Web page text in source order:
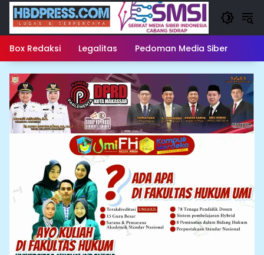
Langsung
konten
Box Redaksi Legalitas Pedoman Media Siber